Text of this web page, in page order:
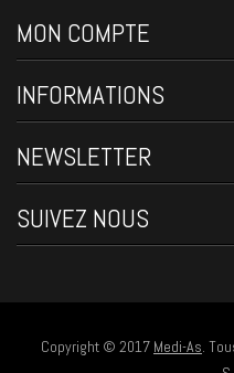
MON COMPTE
INFORMATIONS
NEWSLETTER
SUIVEZ NOUS
Copyright © 2017 Medi-As.